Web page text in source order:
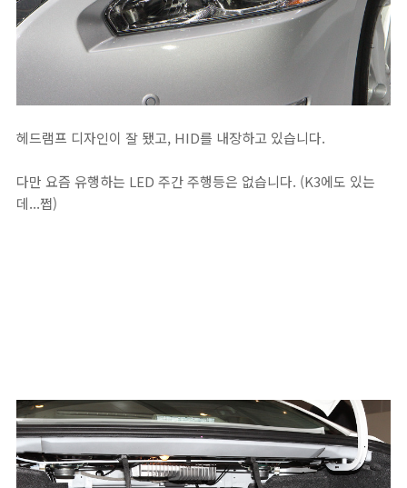
헤드램프 디자인이 잘 됐고, HID를 내장하고 있습니다.
다만 요즘 유행하는 LED 주간 주행등은 없습니다. (K3에도 있는
데...쩝)